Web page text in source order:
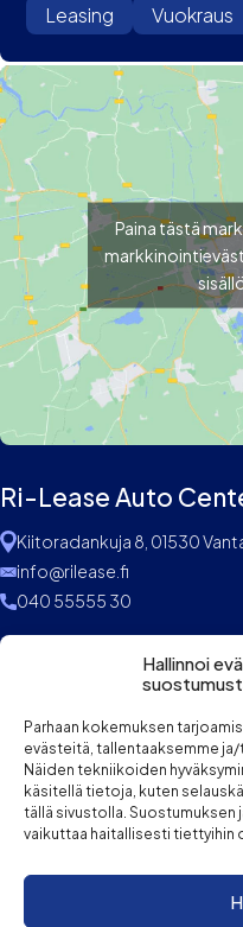
Hallinnoi
Parhaan kokemuksen
evästeitä, tallentaaksemme
Näiden tekniikoiden
käsitellä tietoja, kuten
tällä sivustolla. Suostumuksen
vaikuttaa haitallisesti tiettyihin
Leasing Vuokraus
Paina tästä
Ri-Lease Auto
Kiitoradankuja 8, 01530
info@rilease.fi
040 55555 30
la 10-14
Etusivu
Vaihtoautot
Leasing